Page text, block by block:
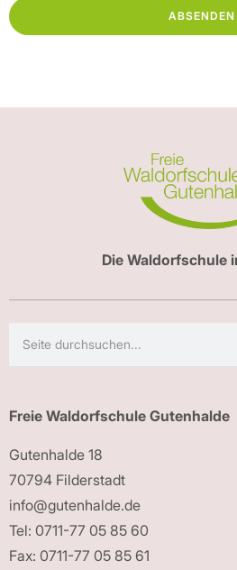
ABSENDEN
Die Waldorfschule
Freie Waldorfschule Gutenhalde
Gutenhalde 18
70794 Filderstadt
info@gutenhalde.de
Tel: 0711-77 05 85 60
Fax: 0711-77 05 85 61